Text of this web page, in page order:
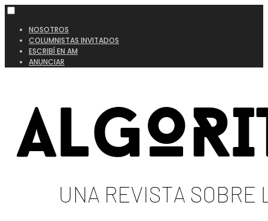
NOSOTROS
COLUMNISTAS INVITADOS
ESCRIBÍ EN AM
ANUNCIAR